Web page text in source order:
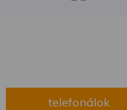
telefonálok
érvényesek. Erre a